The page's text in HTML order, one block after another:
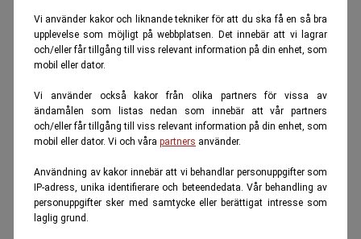
Vi använder kakor och liknande tekniker för att du ska få en så bra
upplevelse som möjligt på webbplatsen. Det innebär att vi lagrar
och/eller får tillgång till viss relevant information på din enhet, som
mobil eller dator.
Vi använder också kakor från olika partners för vissa av
ändamålen som listas nedan som innebär att vår partners
och/eller får tillgång till viss relevant information på din enhet, som
mobil eller dator. Vi och våra partners använder.
Användning av kakor innebär att vi behandlar personuppgifter som
IP-adress, unika identifierare och beteendedata. Vår behandling av
personuppgifter sker med samtycke eller berättigat intresse som
laglig grund.